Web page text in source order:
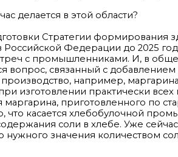
делается в этой области?
Стратегии формирования
Российской Федерации до 2025
с промышленниками. И, в
вопрос, связанный с
производство, например,
изготовлении практически
маргарина, приготовленного по
что касается хлебобулочной
соли в хлебе. Уже
значения количеством